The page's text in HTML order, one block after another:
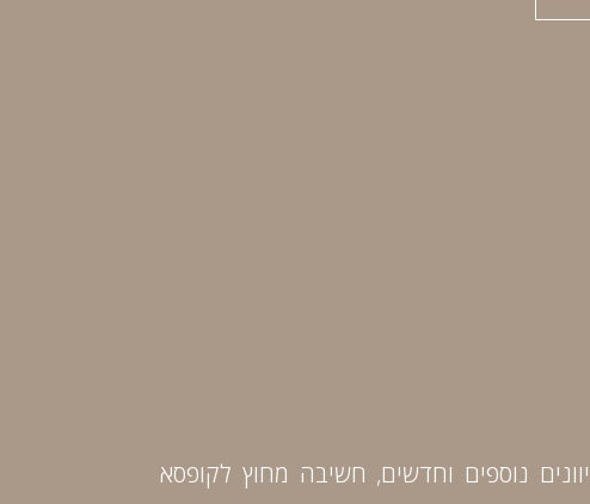
נוספים וחדשים, חשיבה מחוץ לקופסא